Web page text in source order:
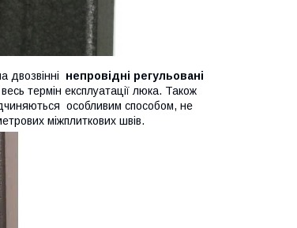
двозвінні непровідні регульовані
термін експлуатації люка. Також
особливим способом, не
міжплиткових швів.